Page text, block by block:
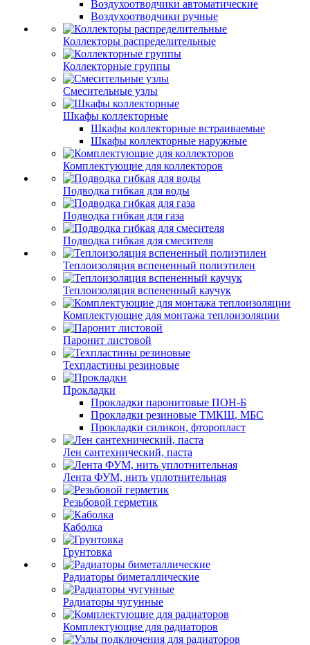
Воздухоотводчики автоматические
Воздухоотводчики ручные
Коллекторы распределительные
Коллекторные группы
Смесительные узлы
Шкафы коллекторные
Шкафы коллекторные встраиваемые
Шкафы коллекторные наружные
Комплектующие для коллекторов
Подводка гибкая для воды
Подводка гибкая для газа
Подводка гибкая для смесителя
Теплоизоляция вспененный полиэтилен
Теплоизоляция вспененный каучук
Комплектующие для монтажа теплоизоляции
Паронит листовой
Техпластины резиновые
Прокладки
Прокладки паронитовые ПОН-Б
Прокладки резиновые ТМКЩ, МБС
Прокладки силикон, фторопласт
Лен сантехнический, паста
Лента ФУМ, нить уплотнительная
Резьбовой герметик
Каболка
Грунтовка
Радиаторы биметаллические
Радиаторы чугунные
Комплектующие для радиаторов